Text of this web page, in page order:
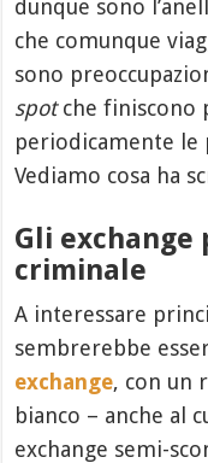
dunque sono
che comunque
sono
spotche finiscono
periodicamente le
Vediamo cosa ha
Gli
criminale
A interessare
sembrerebbe
exchange, con un
bianco – anche al
exchange semi-